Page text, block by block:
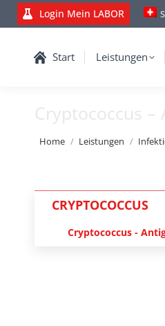
Login Mein LABOR
Start Leistungen
Cryptococcus –
You are here:
Home Leistungen
CRYPTOCOCCUS
Cryptococcus -